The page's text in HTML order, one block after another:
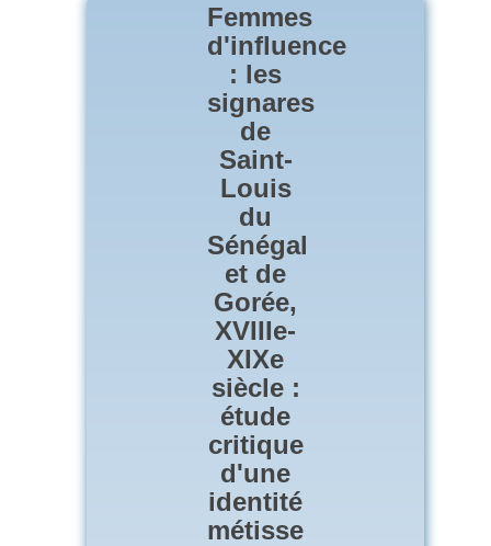
Femmes
d'influence
: les
signares
de
Saint-
Louis
du
Sénégal
et de
Gorée,
XVIIIe-
XIXe
siècle :
étude
critique
d'une
identité
métisse